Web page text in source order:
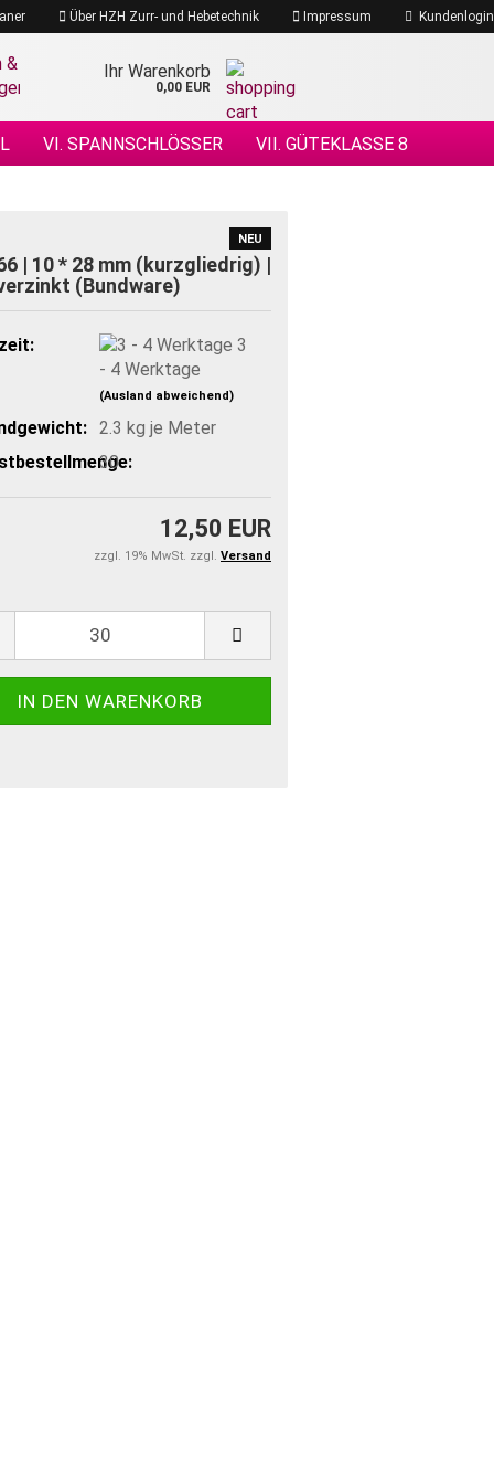
Über HZH Zurr- und Hebetechnik Impressum Kundenlogin
Ihr Warenkorb
0,00 EUR
VI. SPANNSCHLÖSSER VII. GÜTEKLASSE 8
NEU
| 10 * 28 mm (kurzgliedrig) |
(Bundware)
3
- 4 Werktage
(Ausland abweichend)
2.3 kg je Meter
30
12,50 EUR
zzgl. 19% MwSt. zzgl. Versand